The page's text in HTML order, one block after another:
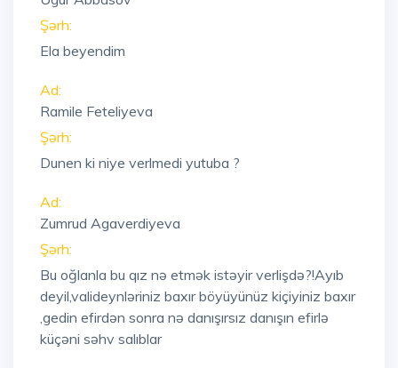
Şərh:
Ela beyendim
Ad:
Ramile Feteliyeva
Şərh:
Dunen ki niye verlmedi yutuba ?
Ad:
Zumrud Agaverdiyeva
Şərh:
Bu oğlanla bu qız nə etmək istəyir verlişdə?!Ayıb
deyil,valideynləriniz baxır böyüyünüz kiçiyiniz baxır
,gedin efirdən sonra nə danışırsız danışın efirlə
küçəni səhv salıblar